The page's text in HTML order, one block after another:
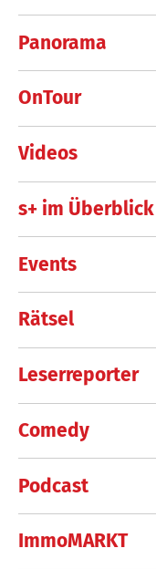
Panorama
OnTour
Videos
s+ im Überblick
Events
Rätsel
Leserreporter
Comedy
Podcast
ImmoMARKT